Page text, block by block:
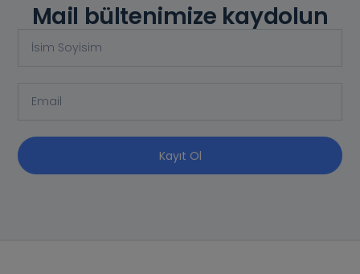
Mail bültenimize kaydolun
Kayıt Ol